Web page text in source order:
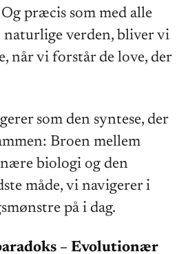
præcis som med alle
naturlige verden, bliver vi
når vi forstår de love, der
som den syntese, der
Broen mellem
biologi og den
måde, vi navigerer i
på i dag.
– Evolutionær